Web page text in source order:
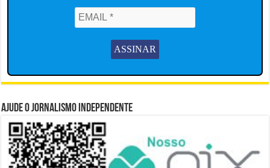
Ajude o Jornalismo Independente